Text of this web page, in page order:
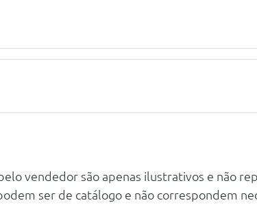
vendedor são apenas ilustrativos e não
ser de catálogo e não correspondem